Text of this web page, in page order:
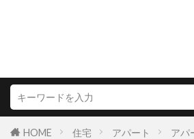
HOME 住宅 アパート アパ